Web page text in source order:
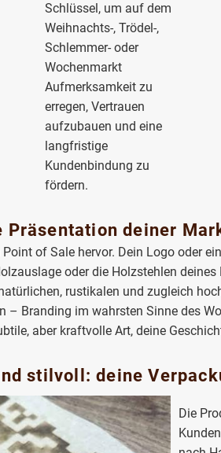
Schlüssel, um auf dem
Weihnachts-, Trödel-,
Schlemmer- oder
Wochenmarkt
Aufmerksamkeit zu
erregen, Vertrauen
aufzubauen und eine
langfristige
Kundenbindung zu
fördern.
Präsentation deiner
of Sale hervor. Dein Logo oder
oder die Holzstehlen
rustikalen und zugleich
– Branding im wahrsten Sinne des
aber kraftvolle Art, deine
stilvoll: deine
Die